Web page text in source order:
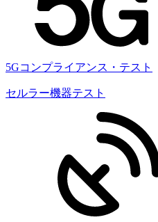
5Gコンプライアンス・テスト
セルラー機器テスト